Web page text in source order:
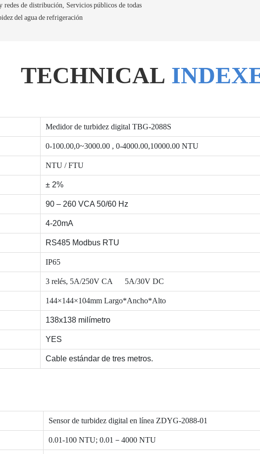
redes de distribución, Servicios públicos de todas
del agua de refrigeración
TECHNICAL
Medidor de turbidez digital TBG-2088S
0-100.00,0~3000.00 , 0-4000.00,10000.00 NTU
NTU / FTU
± 2%
90 – 260 VCA 50/60 Hz
4-20mA
RS485 Modbus RTU
IP65
3 relés, 5A/250V CA 5A/30V DC
144×144×104mm Largo*Ancho*Alto
138x138 milímetro
YES
Cable estándar de tres metros.
Sensor de turbidez digital en línea ZDYG-2088-01
0.01-100 NTU; 0.01－4000 NTU